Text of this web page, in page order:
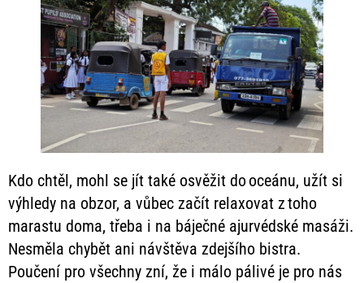
Kdo chtěl, mohl se jít také osvěžit do oceánu, užít si
výhledy na obzor, a vůbec začít relaxovat z toho
marastu doma, třeba i na báječné ajurvédské masáži.
Nesměla chybět ani návštěva zdejšího bistra.
Poučení pro všechny zní, že i málo pálivé je pro nás